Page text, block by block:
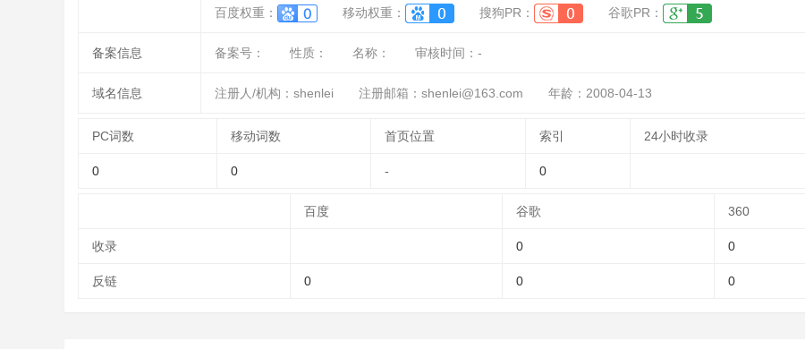
百度权重： 移动权重： 搜狗PR： 谷歌PR：
备案信息 备案号： 性质： 名称： 审核时间： -
域名信息 注册人/机构：shenlei 注册邮箱：shenlei@163.com 年龄：2008-04-13
PC词数 移动词数 首页位置 索引 24小时收录
0 0 - 0
百度 谷歌 360
收录 0 0
反链 0 0 0